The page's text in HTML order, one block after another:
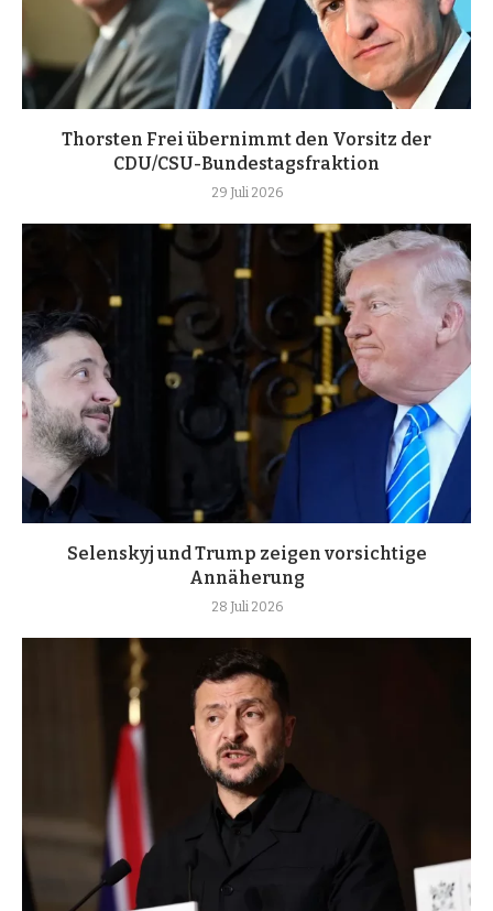
Thorsten Frei übernimmt den Vorsitz der
CDU/CSU-Bundestagsfraktion
29 Juli 2026
Selenskyj und Trump zeigen vorsichtige
Annäherung
28 Juli 2026